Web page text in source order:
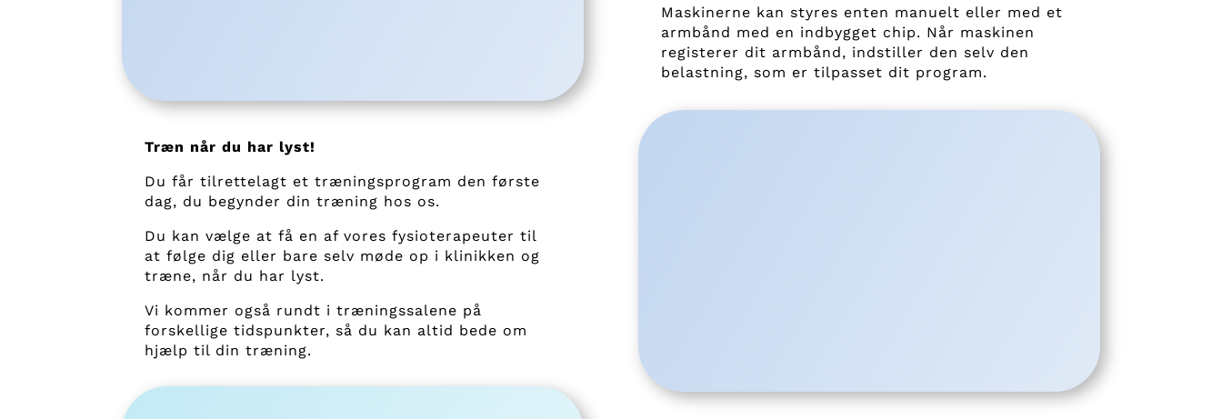
Maskinerne kan styres enten manuelt eller med et
armbånd med en indbygget chip. Når maskinen
registerer dit armbånd, indstiller den selv den
belastning, som er tilpasset dit program.
Træn når du har lyst!
Du får tilrettelagt et træningsprogram den første
dag, du begynder din træning hos os.
Du kan vælge at få en af vores fysioterapeuter til
at følge dig eller bare selv møde op i klinikken og
træne, når du har lyst.
Vi kommer også rundt i træningssalene på
forskellige tidspunkter, så du kan altid bede om
hjælp til din træning.